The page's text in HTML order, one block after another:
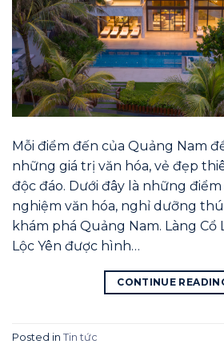
Mỗi điểm đến của Quảng Nam
những giá trị văn hóa, vẻ đẹp
độc đáo. Dưới đây là những
nghiệm văn hóa, nghỉ dưỡng
khám phá Quảng Nam. Làng Cổ
Lộc Yên được hình…
CONTINUE
Posted in Tin tức